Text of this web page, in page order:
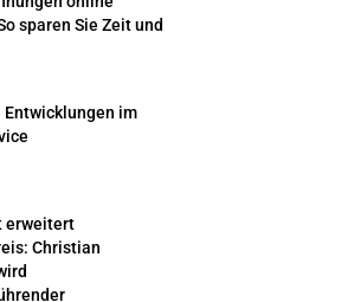
sparen Sie Zeit und
Entwicklungen im
erweitert
Christian